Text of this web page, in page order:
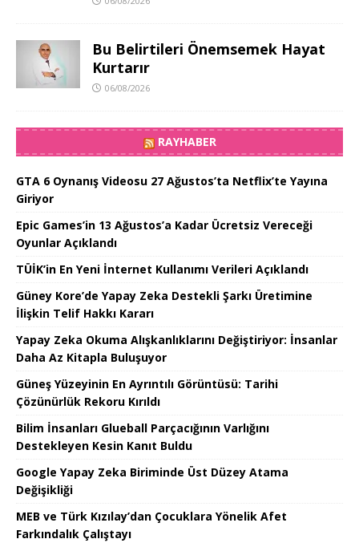
Bu Belirtileri Önemsemek Hayat
Kurtarır
06/08/2026
RAYHABER
GTA 6 Oynanış Videosu 27 Ağustos’ta Netflix’te Yayına
Giriyor
Epic Games’in 13 Ağustos’a Kadar Ücretsiz Vereceği
Oyunlar Açıklandı
TÜİK’in En Yeni İnternet Kullanımı Verileri Açıklandı
Güney Kore’de Yapay Zeka Destekli Şarkı Üretimine
İlişkin Telif Hakkı Kararı
Yapay Zeka Okuma Alışkanlıklarını Değiştiriyor: İnsanlar
Daha Az Kitapla Buluşuyor
Güneş Yüzeyinin En Ayrıntılı Görüntüsü: Tarihi
Çözünürlük Rekoru Kırıldı
Bilim İnsanları Glueball Parçacığının Varlığını
Destekleyen Kesin Kanıt Buldu
Google Yapay Zeka Biriminde Üst Düzey Atama
Değişikliği
MEB ve Türk Kızılay’dan Çocuklara Yönelik Afet
Farkındalık Çalıştayı